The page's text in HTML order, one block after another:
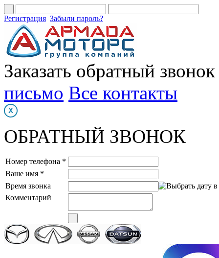
Регистрация Забыли пароль?
Заказать обратный звонок
письмо Все контакты
ОБРАТНЫЙ ЗВОНОК
Номер телефона *
Ваше имя *
Время звонка
Комментарий